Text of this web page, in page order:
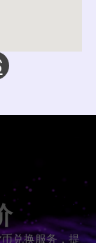
兑换服务，提